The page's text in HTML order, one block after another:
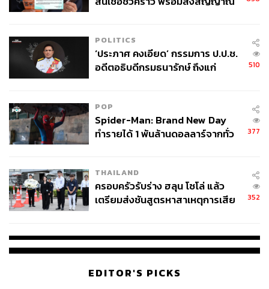
อ่านยังไงไปถามหาความหมายจากเจ้าของภาษาเสียเลย เลย
ความหมายคำยากๆ ให้เอเชียหัวดำอย่างธนชาติเข้าใจ
Vietnam Delicious – LȇRin
งานหนังสืออิลลัสเตรชันจากเวียดนามที่กว้านเอาอาหาร
ประจำชาติเวียดนามมาวาดเป็นลายเส้นสีสันสวยงามสดใส
ทั้งสดและทอด ไปจนถึงขนมหลากชนิดที่อ่านชื่อแทบไม่ออก
แต่อยากไปหากินที่ร้านอาหารเวียดนามใกล้บ้านเสียเดี๋ยวนี้
POLITICS
‘ประภาศ คงเอียด’ กรรมการ ป.ป.ช.
อดีตอธิบดีกรมธนารักษ์ ถึงแก่
510
POP
Spider-Man: Brand New Day
ทำรายได้ 1 พันล้านดอลลาร์จากทั่ว
377
THAILAND
ครอบครัวรับร่าง ฮลุน โซโล่ แล้ว
เตรียมส่งชันสูตรหาสาเหตุการเสีย
352
EDITOR'S PICKS